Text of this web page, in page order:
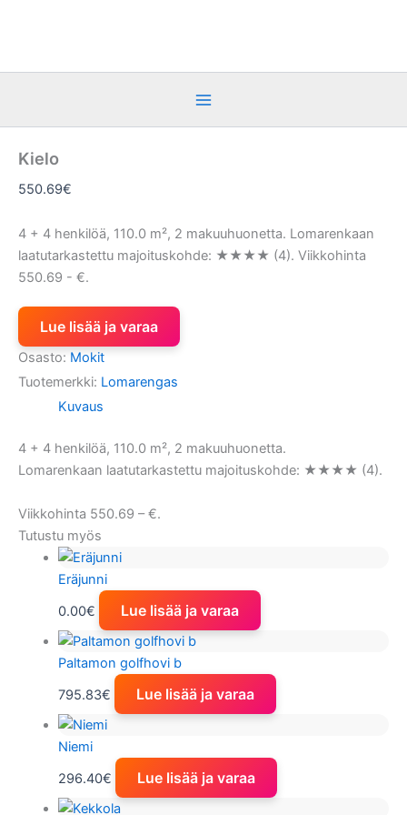
Kielo
550.69€
4 + 4 henkilöä, 110.0 m², 2 makuuhuonetta. Lomarenkaan
laatutarkastettu majoituskohde: ★★★★ (4). Viikkohinta
550.69 - €.
Lue lisää ja varaa
Osasto: Mokit
Tuotemerkki: Lomarengas
Kuvaus
4 + 4 henkilöä, 110.0 m², 2 makuuhuonetta.
Lomarenkaan laatutarkastettu majoituskohde: ★★★★ (4).
Viikkohinta 550.69 – €.
Tutustu myös
Eräjunni
0.00€ Lue lisää ja varaa
Paltamon golfhovi b
795.83€ Lue lisää ja varaa
Niemi
296.40€ Lue lisää ja varaa